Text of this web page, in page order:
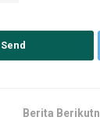
Send
Berita